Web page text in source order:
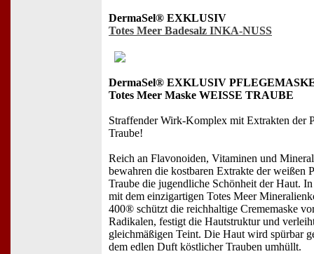
DermaSel® EXKLUSIV
Totes Meer Badesalz INKA-NUSS
DermaSel® EXKLUSIV
Totes Meer Maske WEISSE TRAUBE
Straffender Wirk-Komplex mit Extrakten der
Traube!
Reich an Flavonoiden, Vitaminen und
bewahren die kostbaren Extrakte der weißen
Traube die jugendliche Schönheit der Haut.
mit dem einzigartigen Totes Meer
400® schützt die reichhaltige Crememaske
Radikalen, festigt die Hautstruktur und
gleichmäßigen Teint. Die Haut wird spürbar
dem edlen Duft köstlicher Trauben umhüllt.